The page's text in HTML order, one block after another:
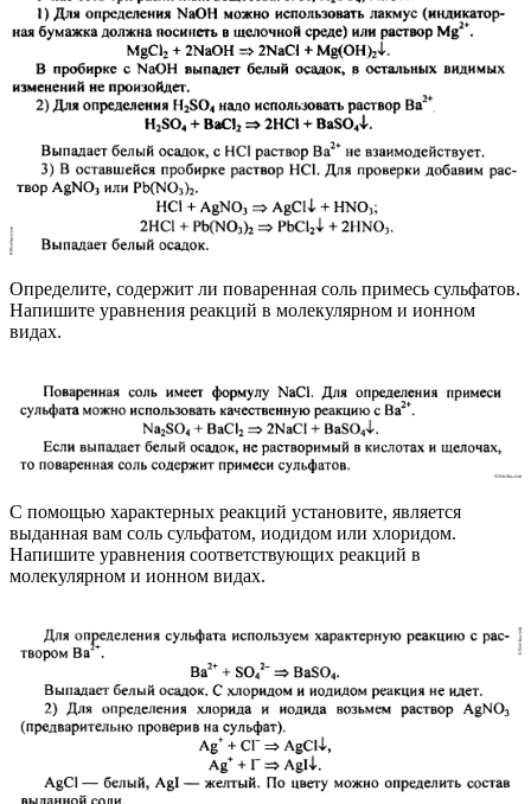
Определите, содержит ли поваренная соль примесь сульфатов.
Напишите уравнения реакций в молекулярном и ионном
видах.
С помощью характерных реакций установите, является
выданная вам соль сульфатом, иодидом или хлоридом.
Напишите уравнения соответствующих реакций в
молекулярном и ионном видах.